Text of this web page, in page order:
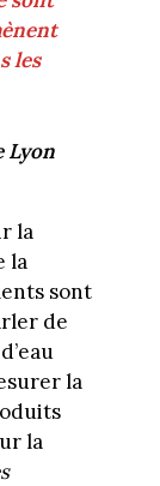
les
Lyon
la
la
sont
de
la
la